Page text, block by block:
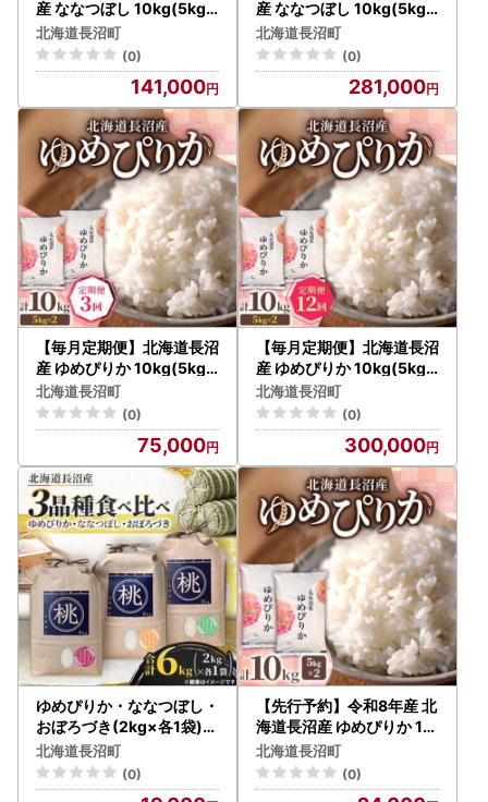
産 ななつぼし 10kg(5kg×
2袋) 精米 特A 契約栽培米
全6回【4087796】
北海道長沼町
(0)
141,000
産 ななつぼし 10kg(5kg×
2袋) 精米 特A 契約栽培米
全12回【4087797】
北海道長沼町
(0)
281,000
【毎月定期便】北海道長沼
産 ゆめぴりか 10kg(5kg×
2袋) 精米 特A 契約栽培米
全3回【4087798】
北海道長沼町
(0)
75,000
【毎月定期便】北海道長沼
産 ゆめぴりか 10kg(5kg×
2袋) 精米 特A 契約栽培米
全12回【4087799】
北海道長沼町
(0)
300,000
ゆめぴりか・ななつぼし・
おぼろづき(2kg×各1袋)合
計6kg 3品種食べ比べ【1
745550】
北海道長沼町
(0)
【先行予約】令和8年産 北
海道長沼産 ゆめぴりか 10
kg(5kg×2) 精米 特A【17
45553】
北海道長沼町
(0)